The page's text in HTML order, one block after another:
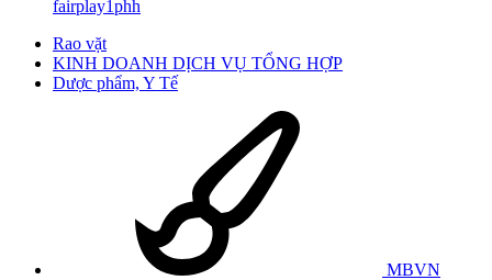
fairplay1phh
Rao vặt
KINH DOANH DỊCH VỤ TỔNG HỢP
Dược phẩm, Y Tế
MBVN